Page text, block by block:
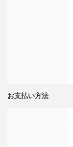
お支払い方法